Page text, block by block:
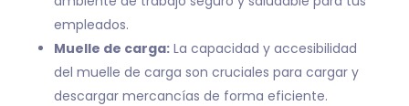
empleados.
Muelle de carga:La capacidad y accesibilidad
del muelle de carga son cruciales para cargar y
descargar mercancías de forma eficiente.